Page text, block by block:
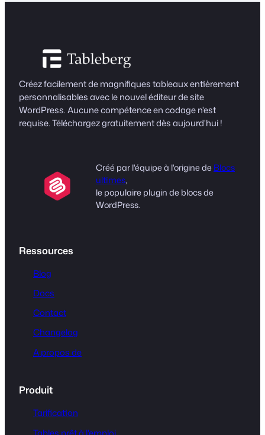
Créez facilement de magnifiques tableaux entièrement
personnalisables avec le nouvel éditeur de site
WordPress. Aucune compétence en codage n'est
requise. Téléchargez gratuitement dès aujourd'hui !
Créé par l'équipe à l'origine deBlocs
ultimes,
le populaire plugin de blocs de
WordPress.
Ressources
Blog
Docs
Contact
Changelog
A propos de
Produit
Tarification